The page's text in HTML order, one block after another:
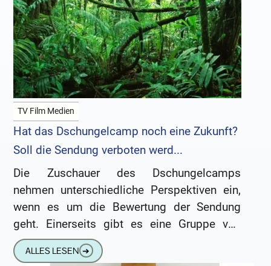
TV Film Medien
Hat das Dschungelcamp noch eine Zukunft?
Soll die Sendung verboten werd...
Die Zuschauer des Dschungelcamps
nehmen unterschiedliche Perspektiven ein,
wenn es um die Bewertung der Sendung
geht. Einerseits gibt es eine Gruppe von
Menschen, die das Dschungelcamp als
supertolle Unterhaltung betrachten
ALLES LESEN ➔